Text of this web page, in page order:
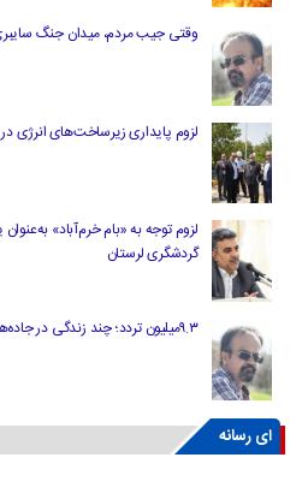
وقتی جیب مردم، میدان جنگ
لزوم پایداری زیرساخت‌های انرژی
لزوم توجه به «بام خرم‌آباد»
گردشگری لرستان
۹.۳میلیون تردد؛ چند زندگی در جاده‌های لرستان جا ماند؟
ای رسانه